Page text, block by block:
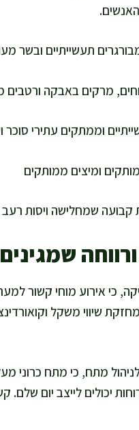
תעשייתיים ובשר
מרקים באבקה ורטבים
וממתקים עתירי סוכר
ומיצים ממותקים
קבועה שמחלישה ויסות רעב
כי אירוע מוחי קשור
שיווי משקל
מתח, כי מתח כרוני
יכולים לייצב יום